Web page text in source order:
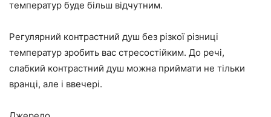
температур буде більш відчутним.
Регулярний контрастний душ без різкої різниці
температур зробить вас стресостійким. До речі,
слабкий контрастний душ можна приймати не тільки
вранці, але і ввечері.